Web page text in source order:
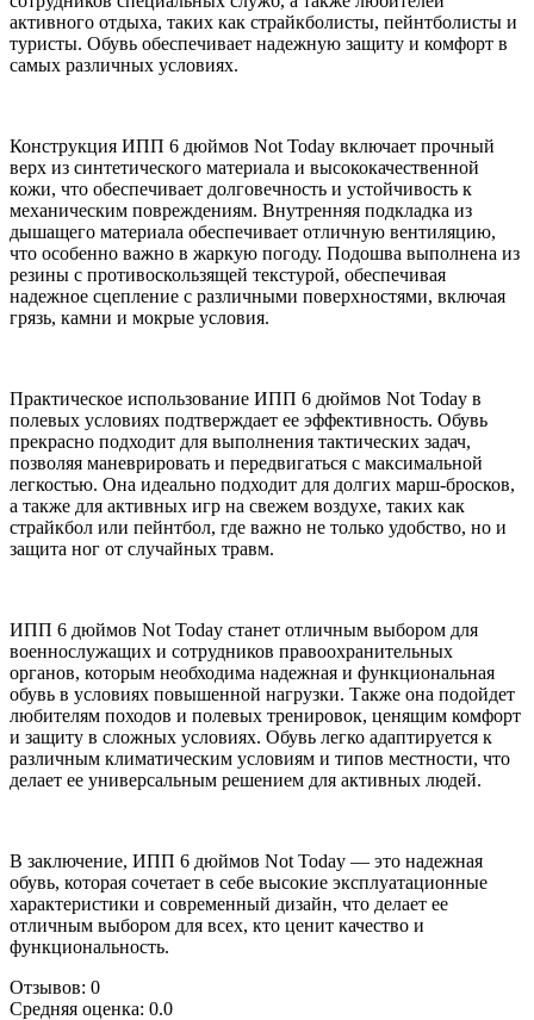
активного отдыха, таких как страйкболисты, пейнтболисты и
туристы. Обувь обеспечивает надежную защиту и комфорт в
самых различных условиях.
Конструкция ИПП 6 дюймов Not Today включает прочный
верх из синтетического материала и высококачественной
кожи, что обеспечивает долговечность и устойчивость к
механическим повреждениям. Внутренняя подкладка из
дышащего материала обеспечивает отличную вентиляцию,
что особенно важно в жаркую погоду. Подошва выполнена из
резины с противоскользящей текстурой, обеспечивая
надежное сцепление с различными поверхностями, включая
грязь, камни и мокрые условия.
Практическое использование ИПП 6 дюймов Not Today в
полевых условиях подтверждает ее эффективность. Обувь
прекрасно подходит для выполнения тактических задач,
позволяя маневрировать и передвигаться с максимальной
легкостью. Она идеально подходит для долгих марш-бросков,
а также для активных игр на свежем воздухе, таких как
страйкбол или пейнтбол, где важно не только удобство, но и
защита ног от случайных травм.
ИПП 6 дюймов Not Today станет отличным выбором для
военнослужащих и сотрудников правоохранительных
органов, которым необходима надежная и функциональная
обувь в условиях повышенной нагрузки. Также она подойдет
любителям походов и полевых тренировок, ценящим комфорт
и защиту в сложных условиях. Обувь легко адаптируется к
различным климатическим условиям и типов местности, что
делает ее универсальным решением для активных людей.
В заключение, ИПП 6 дюймов Not Today — это надежная
обувь, которая сочетает в себе высокие эксплуатационные
характеристики и современный дизайн, что делает ее
отличным выбором для всех, кто ценит качество и
функциональность.
Отзывов: 0
Средняя оценка: 0.0